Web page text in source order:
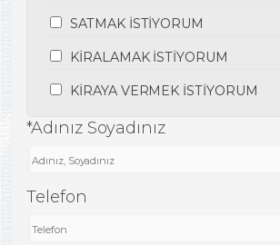
SATMAK İSTİYORUM
KİRALAMAK İSTİYORUM
KİRAYA VERMEK İSTİYORUM
*Adınız Soyadınız
Telefon